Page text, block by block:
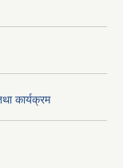
कार्यक्रम